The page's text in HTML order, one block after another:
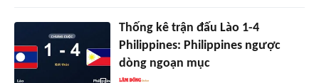
Thống kê trận đấu Lào 1-4
Philippines: Philippines ngược
dòng ngoạn mục